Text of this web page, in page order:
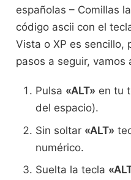
españolas – Comillas
código ascii con el
Vista o XP es sencillo,
pasos a seguir, vamos
Pulsa «ALT» en tu
del espacio).
Sin soltar «ALT»
numérico.
Suelta la tecla